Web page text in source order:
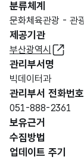
분류체계
문화체육관광 - 관
제공기관
부산광역시
관리부서명
빅데이터과
관리부서 전화번호
051-888-2361
보유근거
수집방법
업데이트 주기